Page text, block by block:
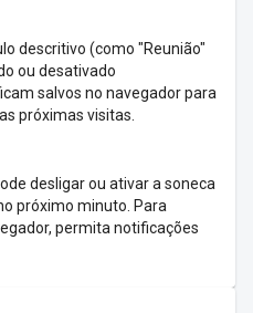
descritivo (como "Reunião"
ou desativado
salvos no navegador para
próximas visitas.
desligar ou ativar a soneca
próximo minuto. Para
permita notificações